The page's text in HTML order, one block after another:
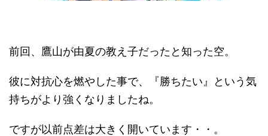
前回、鷹山が由夏の教え子だったと知った空。
彼に対抗心を燃やした事で、『勝ちたい』という気
持ちがより強くなりましたね。
ですが以前点差は大きく開いています・・。